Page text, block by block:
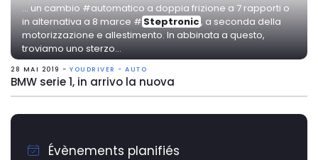
... un cambio #automatico a doppia frizione a 7 rapporti o
in alternativa a 8 marce # Steptronic, a seconda della
motorizzazione e allestimento. In abbinata a questo,
troviamo uno sterzo...
28 MAI 2019 - YOUDRIVER - AUTO
BMW serie 1, in arrivo la nuova
Évènements planifiés